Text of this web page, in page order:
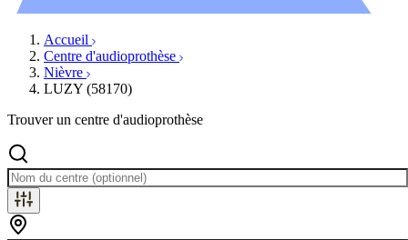
Accueil
Centre d'audioprothèse
Nièvre
LUZY (58170)
Trouver un centre d'audioprothèse